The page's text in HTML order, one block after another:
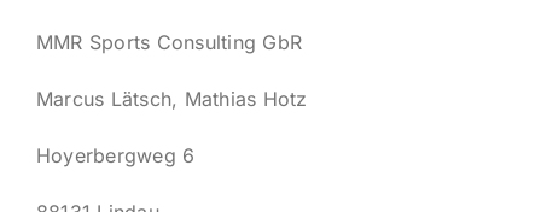
MMR Sports Consulting GbR
Marcus Lätsch, Mathias Hotz
Hoyerbergweg 6